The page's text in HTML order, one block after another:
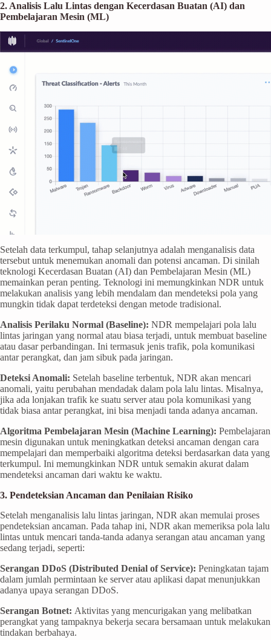
2. Analisis Lalu Lintas dengan Kecerdasan Buatan (AI) dan
Pembelajaran Mesin (ML)
Setelah data terkumpul, tahap selanjutnya adalah menganalisis data
tersebut untuk menemukan anomali dan potensi ancaman. Di sinilah
teknologi Kecerdasan Buatan (AI) dan Pembelajaran Mesin (ML)
memainkan peran penting. Teknologi ini memungkinkan NDR untuk
melakukan analisis yang lebih mendalam dan mendeteksi pola yang
mungkin tidak dapat terdeteksi dengan metode tradisional.
Analisis Perilaku Normal (Baseline): NDR mempelajari pola lalu
lintas jaringan yang normal atau biasa terjadi, untuk membuat baseline
atau dasar perbandingan. Ini termasuk jenis trafik, pola komunikasi
antar perangkat, dan jam sibuk pada jaringan.
Deteksi Anomali: Setelah baseline terbentuk, NDR akan mencari
anomali, yaitu perubahan mendadak dalam pola lalu lintas. Misalnya,
jika ada lonjakan trafik ke suatu server atau pola komunikasi yang
tidak biasa antar perangkat, ini bisa menjadi tanda adanya ancaman.
Algoritma Pembelajaran Mesin (Machine Learning): Pembelajaran
mesin digunakan untuk meningkatkan deteksi ancaman dengan cara
mempelajari dan memperbaiki algoritma deteksi berdasarkan data yang
terkumpul. Ini memungkinkan NDR untuk semakin akurat dalam
mendeteksi ancaman dari waktu ke waktu.
3. Pendeteksian Ancaman dan Penilaian Risiko
Setelah menganalisis lalu lintas jaringan, NDR akan memulai proses
pendeteksian ancaman. Pada tahap ini, NDR akan memeriksa pola lalu
lintas untuk mencari tanda-tanda adanya serangan atau ancaman yang
sedang terjadi, seperti:
Serangan DDoS (Distributed Denial of Service): Peningkatan tajam
dalam jumlah permintaan ke server atau aplikasi dapat menunjukkan
adanya upaya serangan DDoS.
Serangan Botnet: Aktivitas yang mencurigakan yang melibatkan
perangkat yang tampaknya bekerja secara bersamaan untuk melakukan
tindakan berbahaya.